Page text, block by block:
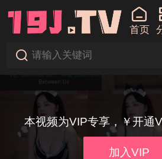
首页
本视频为VIP专享，￥开通
加入VIP